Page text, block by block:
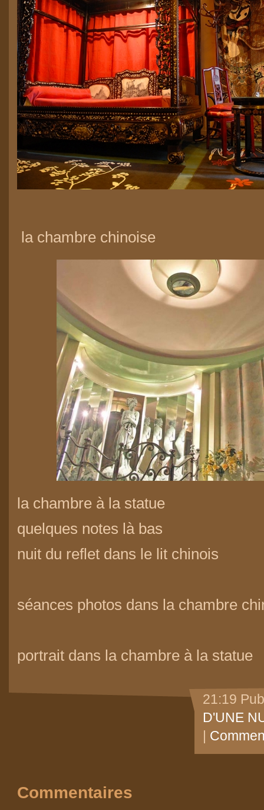
la chambre chinoise
la chambre à la statue
quelques notes là bas
nuit du reflet dans le lit chinois
séances photos dans la chambre
portrait dans la chambre à la statue
21:19
D'UNE
Commentaires